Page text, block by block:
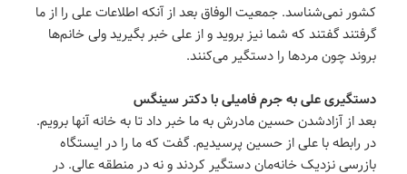
کشور نمی‌شناسد. جمعیت الوفاق بعد از آنکه اطلاعات علی را از ما
گرفتند گفتند که شما نیز بروید و از علی خبر بگیرید ولی خانم‌ها
بروند چون مردها را دستگیر می‌کنند.
دستگیری علی به جرم فامیلی با دکتر سینگس
بعد از آزادشدن حسین مادرش به ما خبر داد تا به خانه آنها برویم.
در رابطه با علی از حسین پرسیدیم. گفت که ما را در ایستگاه
بازرسی نزدیک خانه‌مان دستگیر کردند و نه در منطقه عالی. در